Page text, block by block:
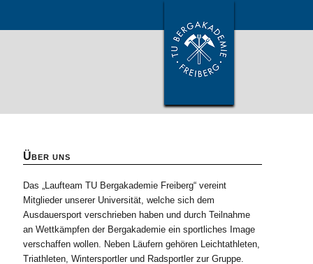
Über uns
Das „Laufteam TU Bergakademie Freiberg“ vereint
Mitglieder unserer Universität, welche sich dem
Ausdauersport verschrieben haben und durch Teilnahme
an Wettkämpfen der Bergakademie ein sportliches Image
verschaffen wollen. Neben Läufern gehören Leichtathleten,
Triathleten, Wintersportler und Radsportler zur Gruppe.